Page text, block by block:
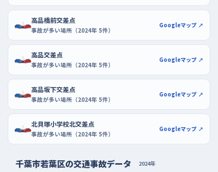
高品橋前交差点
事故が多い場所（2024年 5件）
Googleマップ ↗
高品交差点
事故が多い場所（2024年 5件）
Googleマップ ↗
高品坂下交差点
事故が多い場所（2024年 5件）
Googleマップ ↗
北貝塚小学校北交差点
事故が多い場所（2024年 5件）
Googleマップ ↗
千葉市若葉区の交通事故データ 2024年